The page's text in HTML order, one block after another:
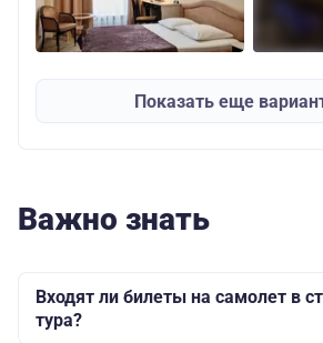
Показать еще
Важно знать
Входят ли билеты на самолет в
тура?